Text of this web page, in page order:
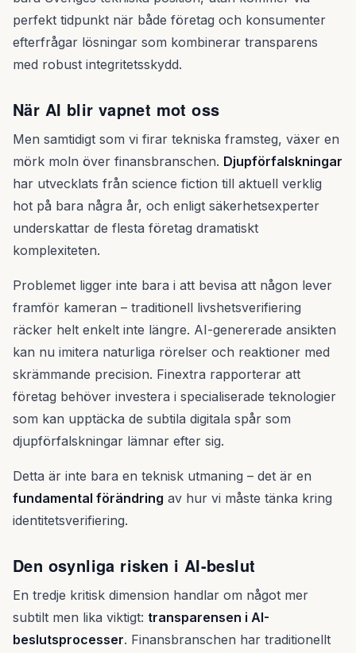
perfekt tidpunkt när både företag och konsumenter
efterfrågar lösningar som kombinerar transparens
med robust integritetsskydd.
När AI blir vapnet mot oss
Men samtidigt som vi firar tekniska framsteg, växer en
mörk moln över finansbranschen. Djupförfalskningar
har utvecklats från science fiction till aktuell verklig
hot på bara några år, och enligt säkerhetsexperter
underskattar de flesta företag dramatiskt
komplexiteten.
Problemet ligger inte bara i att bevisa att någon lever
framför kameran – traditionell livshetsverifiering
räcker helt enkelt inte längre. AI-genererade ansikten
kan nu imitera naturliga rörelser och reaktioner med
skrämmande precision. Finextra rapporterar att
företag behöver investera i specialiserade teknologier
som kan upptäcka de subtila digitala spår som
djupförfalskningar lämnar efter sig.
Detta är inte bara en teknisk utmaning – det är en
fundamental förändring av hur vi måste tänka kring
identitetsverifiering.
Den osynliga risken i AI-beslut
En tredje kritisk dimension handlar om något mer
subtilt men lika viktigt: transparensen i AI-
beslutsprocesser. Finansbranschen har traditionellt